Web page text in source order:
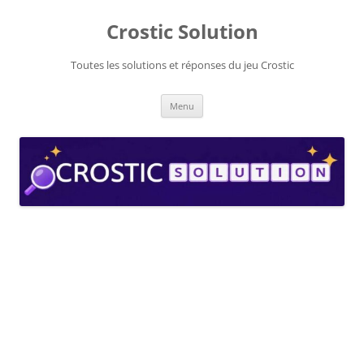
Crostic Solution
Toutes les solutions et réponses du jeu Crostic
Menu